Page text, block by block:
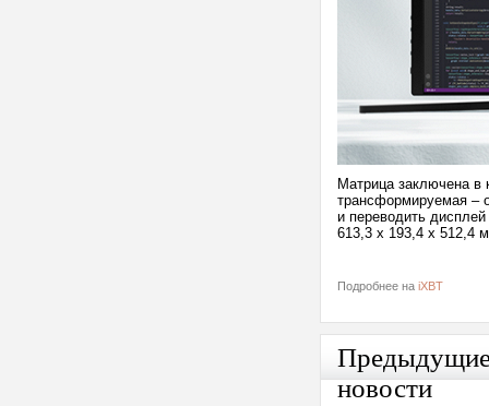
Матрица заключена в
трансформируемая –
и переводить
613,3 x 193,4 x 512,4
Подробнее на iXBT
новости